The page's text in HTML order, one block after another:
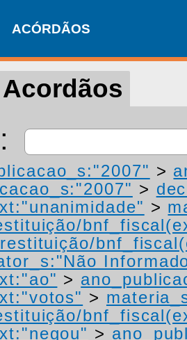
ACÓRDÃOS
Acordãos
>
>
>
>
>
>